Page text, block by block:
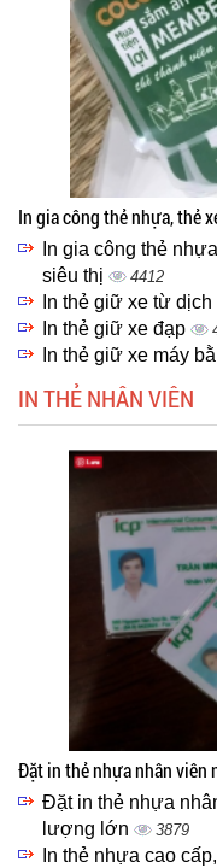
In gia công thẻ nhựa, thẻ
In gia công thẻ
siêu thị
4412
In thẻ giữ xe từ
In thẻ giữ xe đạp
In thẻ giữ xe máy
IN THẺ NHÂN VIÊN
Đặt in thẻ nhựa nhân viên
Đặt in thẻ nhựa
lượng lớn
3879
In thẻ nhựa cao